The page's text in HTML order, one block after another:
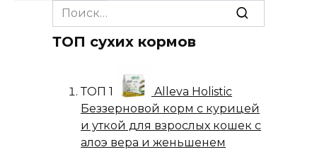
Search
for:
ТОП сухих кормов
ТОП 1
Alleva Holistic
Беззерновой корм с курицей
и уткой для взрослых кошек с
алоэ вера и женьшенем